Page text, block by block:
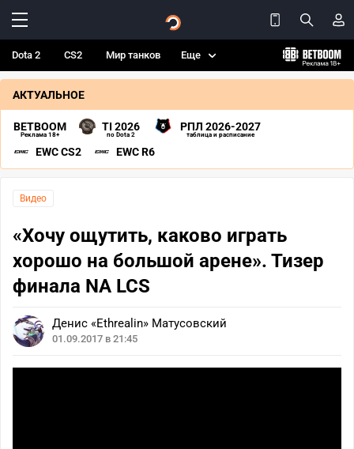
Dota 2 CS2 Мир танков Еще
АКТУАЛЬНОЕ
BETBOOM
Реклама 18+
TI 2026
по Dota 2
РПЛ 2026-2027
таблица и расписание
EWC CS2 EWC R6
Видео
«Хочу ощутить, каково играть
хорошо на большой арене». Тизер
финала NA LCS
Денис «Ethrealin» Матусовский
01.09.2017 в 21:45